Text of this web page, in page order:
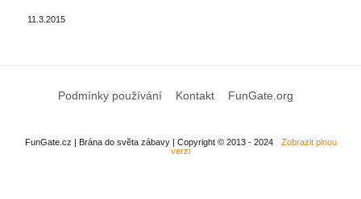
11.3.2015
Podmínky používání Kontakt FunGate.org
FunGate.cz | Brána do světa zábavy | Copyright © 2013 - 2024
Zobrazit plnou
verzi